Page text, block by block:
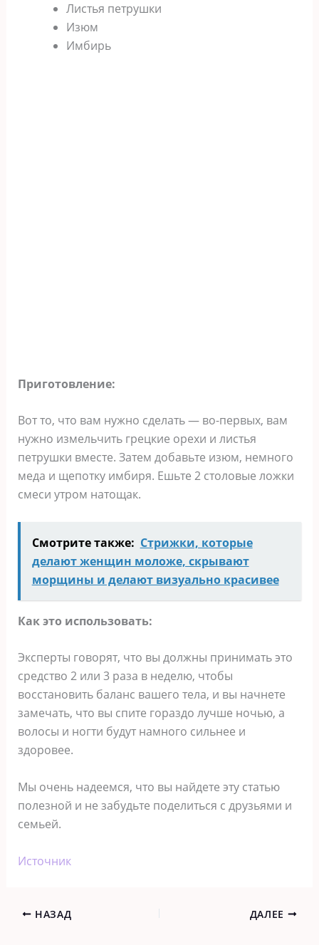
Листья петрушки
Изюм
Имбирь
Приготовление:
Вот то, что вам нужно сделать — во-первых, вам
нужно измельчить грецкие орехи и листья
петрушки вместе. Затем добавьте изюм, немного
меда и щепотку имбиря. Ешьте 2 столовые ложки
смеси утром натощак.
Смотрите также: Стрижки, которые
делают женщин моложе, скрывают
морщины и делают визуально красивее
Как это использовать:
Эксперты говорят, что вы должны принимать это
средство 2 или 3 раза в неделю, чтобы
восстановить баланс вашего тела, и вы начнете
замечать, что вы спите гораздо лучше ночью, а
волосы и ногти будут намного сильнее и
здоровее.
Мы очень надеемся, что вы найдете эту статью
полезной и не забудьте поделиться с друзьями и
семьей.
Источник
НАЗАД ДАЛЕЕ